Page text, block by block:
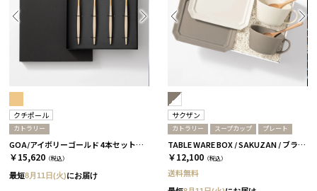
クチポール
カトラリー
GOA/アイボリーゴールド 4本セット［クチポール］
￥15,620 （税込）
最短8月11日(火)にお届け
サクザン
カトラリー スープカップ プレート
TABLE WARE BOX / SAKUZAN / ブラウン＆ホワイト
￥12,100 （税込）
送料無料